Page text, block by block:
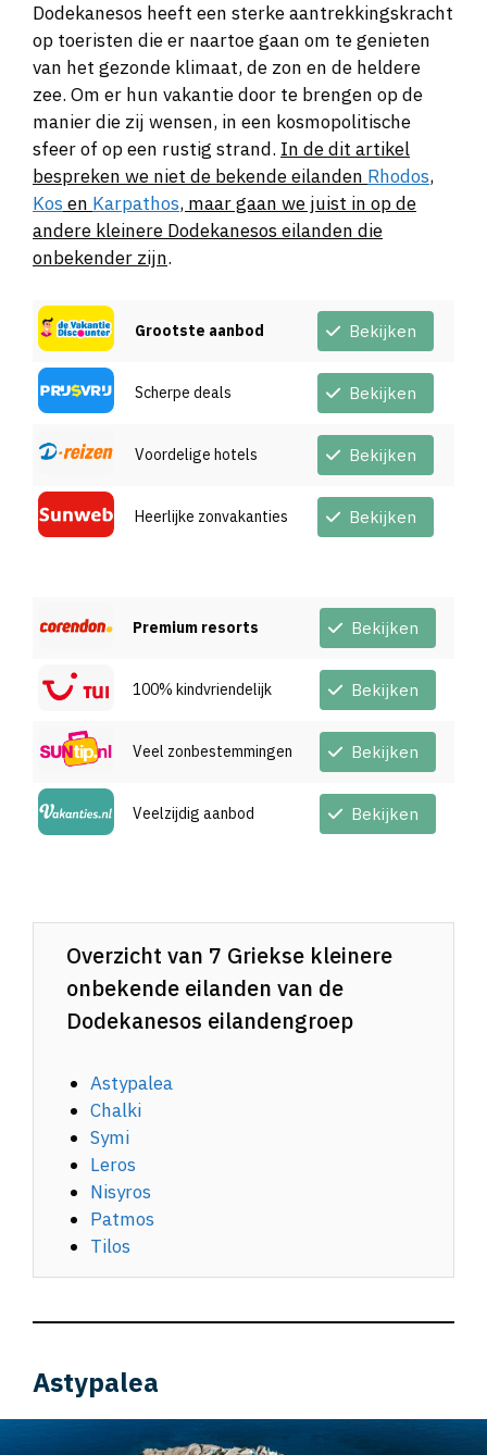
Dodekanesos heeft een sterke aantrekkingskracht
op toeristen die er naartoe gaan om te genieten
van het gezonde klimaat, de zon en de heldere
zee. Om er hun vakantie door te brengen op de
manier die zij wensen, in een kosmopolitische
sfeer of op een rustig strand. In de dit artikel
bespreken we niet de bekende eilanden Rhodos,
Kos en Karpathos, maar gaan we juist in op de
andere kleinere Dodekanesos eilanden die
onbekender zijn.
Grootste aanbod Bekijken
Scherpe deals Bekijken
Voordelige hotels Bekijken
Heerlijke zonvakanties Bekijken
Premium resorts Bekijken
100% kindvriendelijk Bekijken
Veel zonbestemmingen Bekijken
Veelzijdig aanbod Bekijken
Overzicht van 7 Griekse kleinere
onbekende eilanden van de
Dodekanesos eilandengroep
Astypalea
Chalki
Symi
Leros
Nisyros
Patmos
Tilos
Astypalea